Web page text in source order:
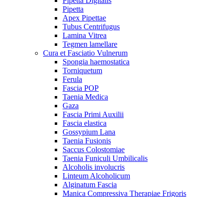
Pipetta
Apex Pipettae
Tubus Centrifugus
Lamina Vitrea
Tegmen lamellare
Cura et Fasciatio Vulnerum
Spongia haemostatica
Torniquetum
Ferula
Fascia POP
Taenia Medica
Gaza
Fascia Primi Auxilii
Fascia elastica
Gossypium Lana
Taenia Fusionis
Saccus Colostomiae
Taenia Funiculi Umbilicalis
Alcoholis involucris
Linteum Alcoholicum
Alginatum Fascia
Manica Compressiva Therapiae Frigoris